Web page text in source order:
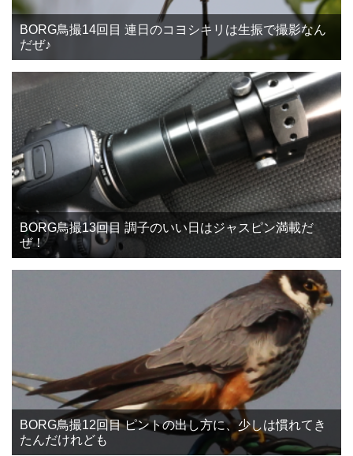
BORG鳥撮14回目 連日のコヨシキリは生振で撮影なん
だぜ♪
BORG鳥撮13回目 調子のいい日はジャスピン満載だ
ぜ！
BORG鳥撮12回目 ピントの出し方に、少しは慣れてき
たんだけれども